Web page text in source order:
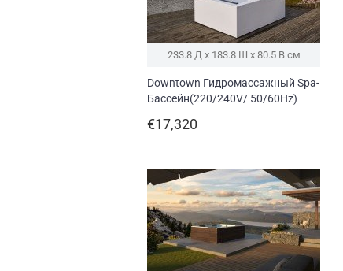
233.8 Д x 183.8 Ш x 80.5 В см
Downtown Гидромассажный Spa-
Бассейн(220/240V/ 50/60Hz)
€17,320